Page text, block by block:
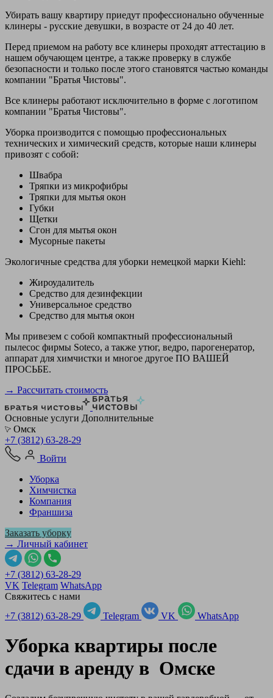
Убирать вашу квартиру приедут профессионально обученные
клинеры - русские девушки, в возрасте от 24 до 40 лет.
Перед приемом на работу все клинеры проходят аттестацию в
нашем обучающем центре, а также проверку в службе
безопасности и только после этого становятся частью команды
компании "Братья Чистовы".
Все клинеры работают исключительно в форме с логотипом
компании "Братья Чистовы".
Уборка производится с помощью профессиональных
технических и химический средств, которые наши клинеры
привозят с собой:
Швабра
Тряпки из микрофибры
Тряпки для мытья окон
Губки
Щетки
Сгон для мытья окон
Мусорные пакеты
Экологичные средства для уборки немецкой марки Kiehl:
Жироудалитель
Средство для дезинфекции
Универсальное средство
Средство для мытья окон
Мы привезем с собой компактный профессиональный
пылесос фирмы Soteco, а также утюг, ведро, парогенератор,
аппарат для химчистки и многое другое ПО ВАШЕЙ
ПРОСЬБЕ.
→ Рассчитать стоимость
Основные услуги Дополнительные
Омск
+7 (3812) 63-28-29
Войти
Уборка
Химчистка
Компания
Франшиза
Заказать уборку
→ Личный кабинет
+7 (3812) 63-28-29
VK Telegram WhatsApp
Свяжитесь с нами
+7 (3812) 63-28-29
Telegram VK WhatsApp
Уборка квартиры после
сдачи в аренду в Омске